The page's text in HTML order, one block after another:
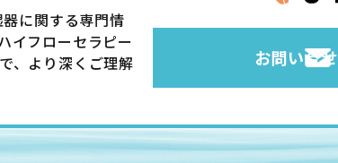
に関する専門情
イフローセラピー
、より深くご理解
お問い合せ